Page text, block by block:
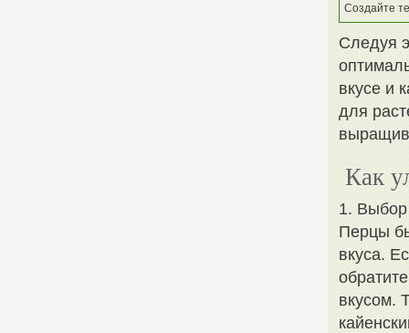
Создайте
Следуя
вкусе и
для
Как
1. Выбор
Перцы
вкуса.
вкусом.